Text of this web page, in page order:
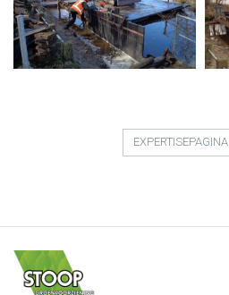
EXPERTISEPAGINA